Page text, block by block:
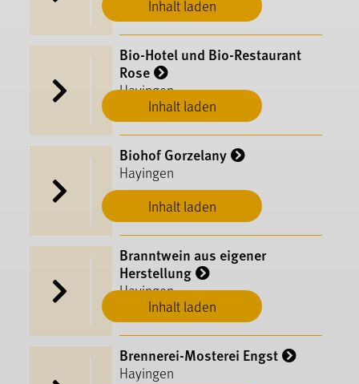
Inhalt laden
Inhalt laden
Bio-Hotel und Bio-Restaurant
Rose
Hayingen
Inhalt laden
Biohof Gorzelany
Hayingen
Inhalt laden
Branntwein aus eigener
Herstellung
Hayingen
Brennerei-Mosterei Engst
Hayingen